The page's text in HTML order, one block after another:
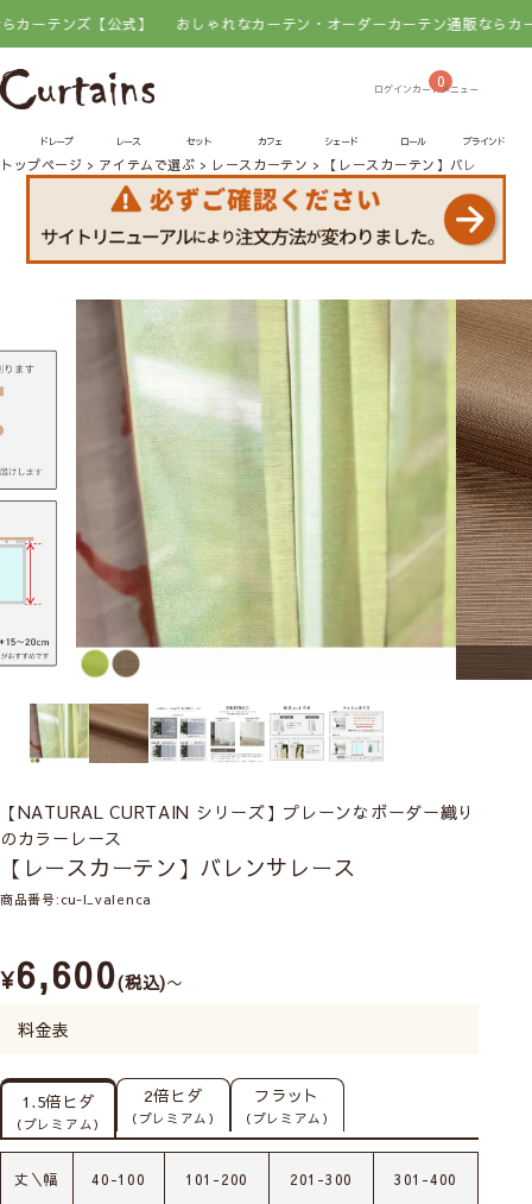
ズ【公式】 おしゃれなカーテン・オーダーカーテン通販ならカーテンズ
0
ドレープ レース セット カフェ シェード ロール ブラインド
トップページ アイテムで選ぶ レースカーテン 【レースカーテン】バレンサレ
【NATURAL CURTAIN シリーズ】プレーンなボーダー織り
のカラーレース
【レースカーテン】バレンサレース
商品番号 cu-l_valenca
¥6,600 税込 〜
料金表
1.5倍ヒダ
（プレミアム）
2倍ヒダ
（プレミアム）
フラット
（プレミアム）
丈＼幅 40-100 101-200 201-300 301-400